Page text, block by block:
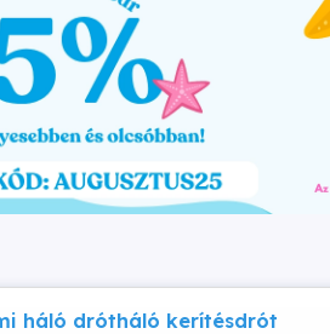
háló drótháló kerítésdrót